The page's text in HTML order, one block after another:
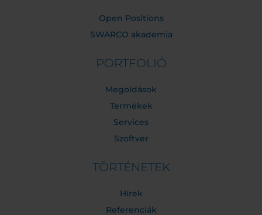
Open Positions
SWARCO akademia
PORTFOLIÓ
Megoldások
Termékek
Services
Szoftver
TÖRTÉNETEK
Hírek
Referenciák